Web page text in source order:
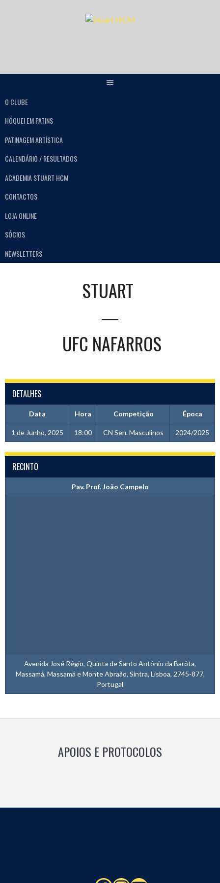
O CLUBE
HÓQUEI EM PATINS
PATINAGEM ARTÍSTICA
CALENDÁRIO / RESULTADOS
ACADEMIA STUART HCM
CONTACTOS
LOJA ONLINE
SÓCIOS
NEWSLETTERS
STUART
—
UFC NAFARROS
DETALHES
Data Hora Competição Época
1 de Junho, 2025 18:00 CN Sen. Masculinos 2024/2025
RECINTO
Pav. Prof. João Campelo
Avenida José Régio, Quinta de Santo António da Barôta,
Massamá, Massamá e Monte Abraão, Sintra, Lisboa, 2745-877,
Portugal
APOIOS E PROTOCOLOS